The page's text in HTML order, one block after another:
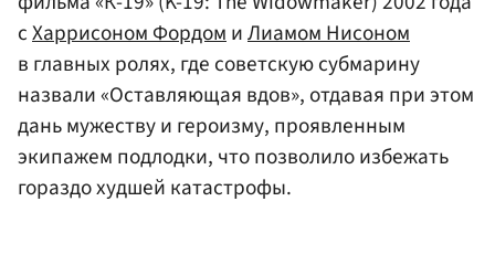
сХаррисоном ФордомиЛиамом Нисоном
в главных ролях, где советскую субмарину
назвали «Оставляющая вдов», отдавая при этом
дань мужеству и героизму, проявленным
экипажем подлодки, что позволило избежать
гораздо худшей катастрофы.